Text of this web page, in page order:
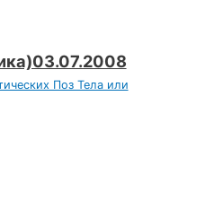
Поз Тела или